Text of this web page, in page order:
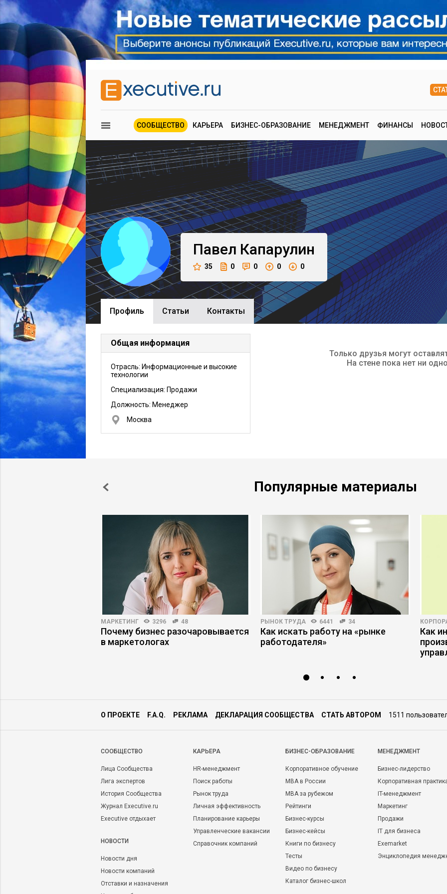
СООБЩЕСТВО КАРЬЕРА БИЗНЕС-ОБРАЗОВАНИЕ МЕНЕДЖМЕНТ ФИНАНСЫ
Павел Капарулин
35 0 0 0 0
Профиль Cтатьи Контакты
Общая информация
Отрасль: Информационные и высокие
технологии
Специализация: Продажи
Должность: Менеджер
Москва
Только друзья могут
На стене пока нет ни
Популярные материалы
МАРКЕТИНГ 3296 48
Почему бизнес разочаровывается
в маркетологах
РЫНОК ТРУДА 6441 34
Как искать работу на «рынке
работодателя»
Как
О ПРОЕКТЕ F.A.Q. РЕКЛАМА ДЕКЛАРАЦИЯ СООБЩЕСТВА СТАТЬ АВТОРОМ 1511
CООБЩЕСТВО
Лица Сообщества
Лига экспертов
История Сообщества
Журнал Executive.ru
Executive отдыхает
НОВОСТИ
Новости дня
Новости компаний
Отставки и назначения
КАРЬЕРА
HR-менеджмент
Поиск работы
Рынок труда
Личная эффективность
Планирование карьеры
Управленческие вакансии
Справочник компаний
БИЗНЕС-ОБРАЗОВАНИЕ
Корпоративное обучение
MBA в России
MBA за рубежом
Рейтинги
Бизнес-курсы
Бизнес-кейсы
Книги по бизнесу
Тесты
Видео по бизнесу
Каталог бизнес-школ
МЕНЕДЖМЕНТ
Бизнес-лидерство
Корпоративная
IT-менеджмент
Маркетинг
Продажи
IT для бизнеса
Exemarket
Энциклопедия